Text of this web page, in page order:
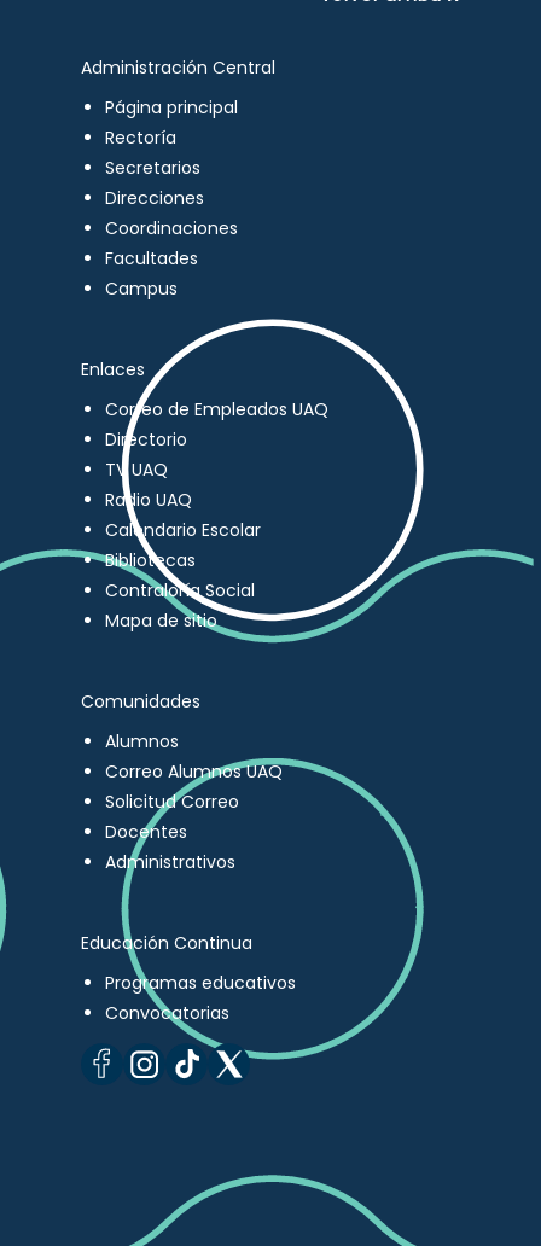
Administración Central
Página principal
Rectoría
Secretarios
Direcciones
Coordinaciones
Facultades
Campus
Enlaces
Correo de Empleados UAQ
Directorio
TV UAQ
Radio UAQ
Calendario Escolar
Bibliotecas
Contraloría Social
Mapa de sitio
Comunidades
Alumnos
Correo Alumnos UAQ
Solicitud Correo
Docentes
Administrativos
Educación Continua
Programas educativos
Convocatorias